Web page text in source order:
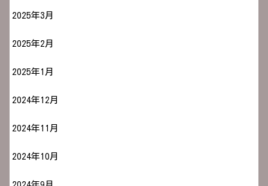
2025年3月
2025年2月
2025年1月
2024年12月
2024年11月
2024年10月